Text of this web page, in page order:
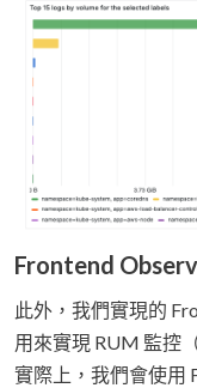
Frontend
此外，我們實現的
用來實現 RUM 監控
實際上，我們會使用